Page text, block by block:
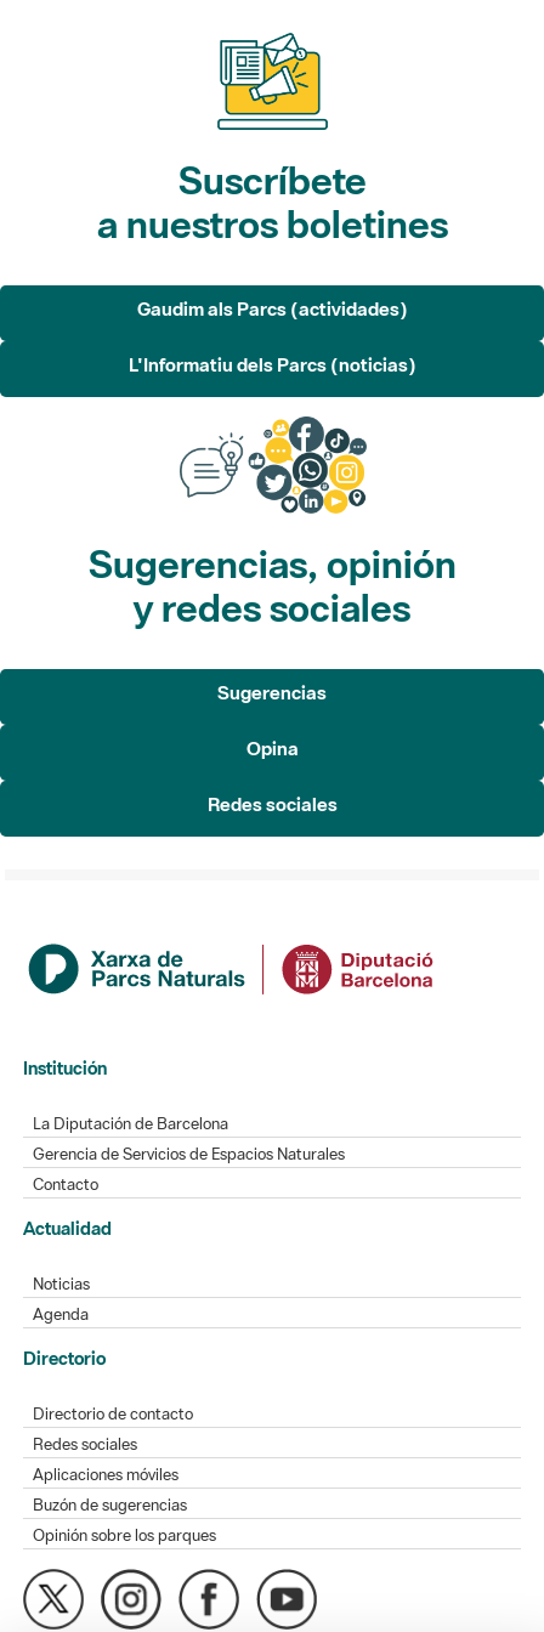
Suscríbete
a nuestros boletines
Gaudim als Parcs (actividades)
L'Informatiu dels Parcs (noticias)
Sugerencias, opinión
y redes sociales
Sugerencias
Opina
Redes sociales
Institución
La Diputación de Barcelona
Gerencia de Servicios de Espacios Naturales
Contacto
Actualidad
Noticias
Agenda
Directorio
Directorio de contacto
Redes sociales
Aplicaciones móviles
Buzón de sugerencias
Opinión sobre los parques